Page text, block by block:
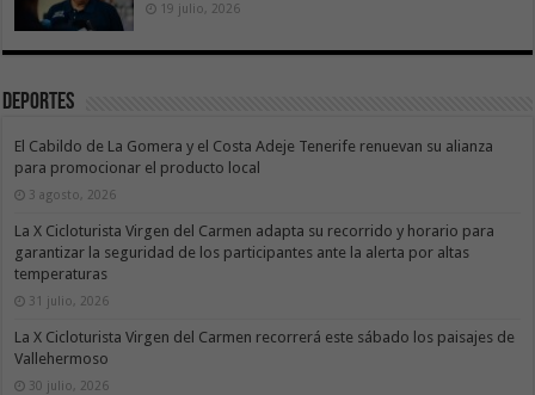
19 julio, 2026
Deportes
El Cabildo de La Gomera y el Costa Adeje Tenerife renuevan su alianza
para promocionar el producto local
3 agosto, 2026
La X Cicloturista Virgen del Carmen adapta su recorrido y horario para
garantizar la seguridad de los participantes ante la alerta por altas
temperaturas
31 julio, 2026
La X Cicloturista Virgen del Carmen recorrerá este sábado los paisajes de
Vallehermoso
30 julio, 2026